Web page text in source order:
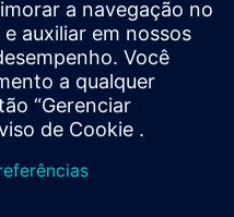
de sensores de nível
de sensores